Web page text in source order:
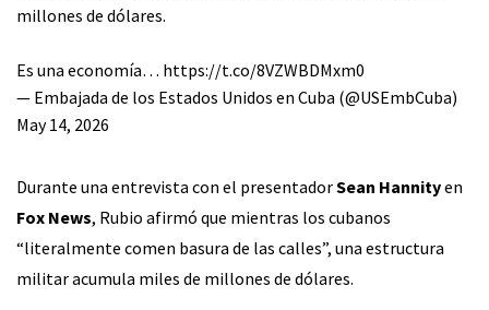
millones de dólares.
Es una economía… https://t.co/8VZWBDMxm0
— Embajada de los Estados Unidos en Cuba (@USEmbCuba)
May 14, 2026
Durante una entrevista con el presentadorSean Hannityen
Fox News, Rubio afirmó que mientras los cubanos
“literalmente comen basura de las calles”, una estructura
militar acumula miles de millones de dólares.